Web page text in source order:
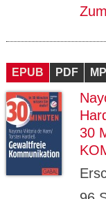
EPUB PDF
30